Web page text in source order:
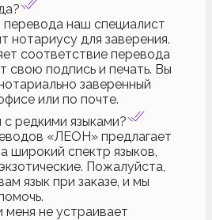
наш специалист
нотариусу для заверения.
соответствие перевода
свою подпись и печать. Вы
заверенный
или по почте.
с редкими языками?
«ЛЕОН» предлагает
широкий спектр языков,
Пожалуйста,
язык при заказе, и мы
меня не устраивает